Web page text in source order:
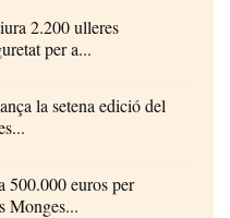
2.200 ulleres
per a...
la setena edició del
500.000 euros per
Monges...